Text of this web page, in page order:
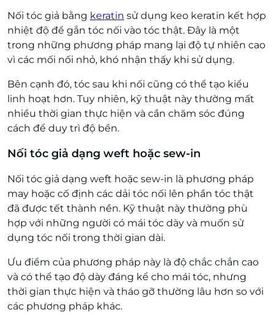
Nối tóc giả bằng keratin sử dụng keo keratin kết hợp
nhiệt độ để gắn tóc nối vào tóc thật. Đây là một
trong những phương pháp mang lại độ tự nhiên cao
vì các mối nối nhỏ, khó nhận thấy khi sử dụng.
Bên cạnh đó, tóc sau khi nối cũng có thể tạo kiểu
linh hoạt hơn. Tuy nhiên, kỹ thuật này thường mất
nhiều thời gian thực hiện và cần chăm sóc đúng
cách để duy trì độ bền.
Nối tóc giả dạng weft hoặc sew-in
Nối tóc giả dạng weft hoặc sew-in là phương pháp
may hoặc cố định các dải tóc nối lên phần tóc thật
đã được tết thành nền. Kỹ thuật này thường phù
hợp với những người có mái tóc dày và muốn sử
dụng tóc nối trong thời gian dài.
Ưu điểm của phương pháp này là độ chắc chắn cao
và có thể tạo độ dày đáng kể cho mái tóc, nhưng
thời gian thực hiện và tháo gỡ thường lâu hơn so với
các phương pháp khác.